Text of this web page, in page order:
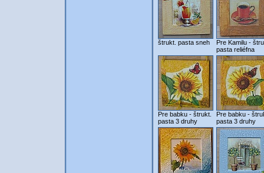
štrukt. pasta sneh
Pre Kamilu -
pasta reliéfna
Pre babku - štrukt.
pasta 3 druhy
Pre babku -
pasta 3 druhy